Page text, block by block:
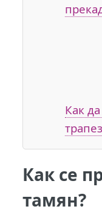
Как
Как се
тамян?